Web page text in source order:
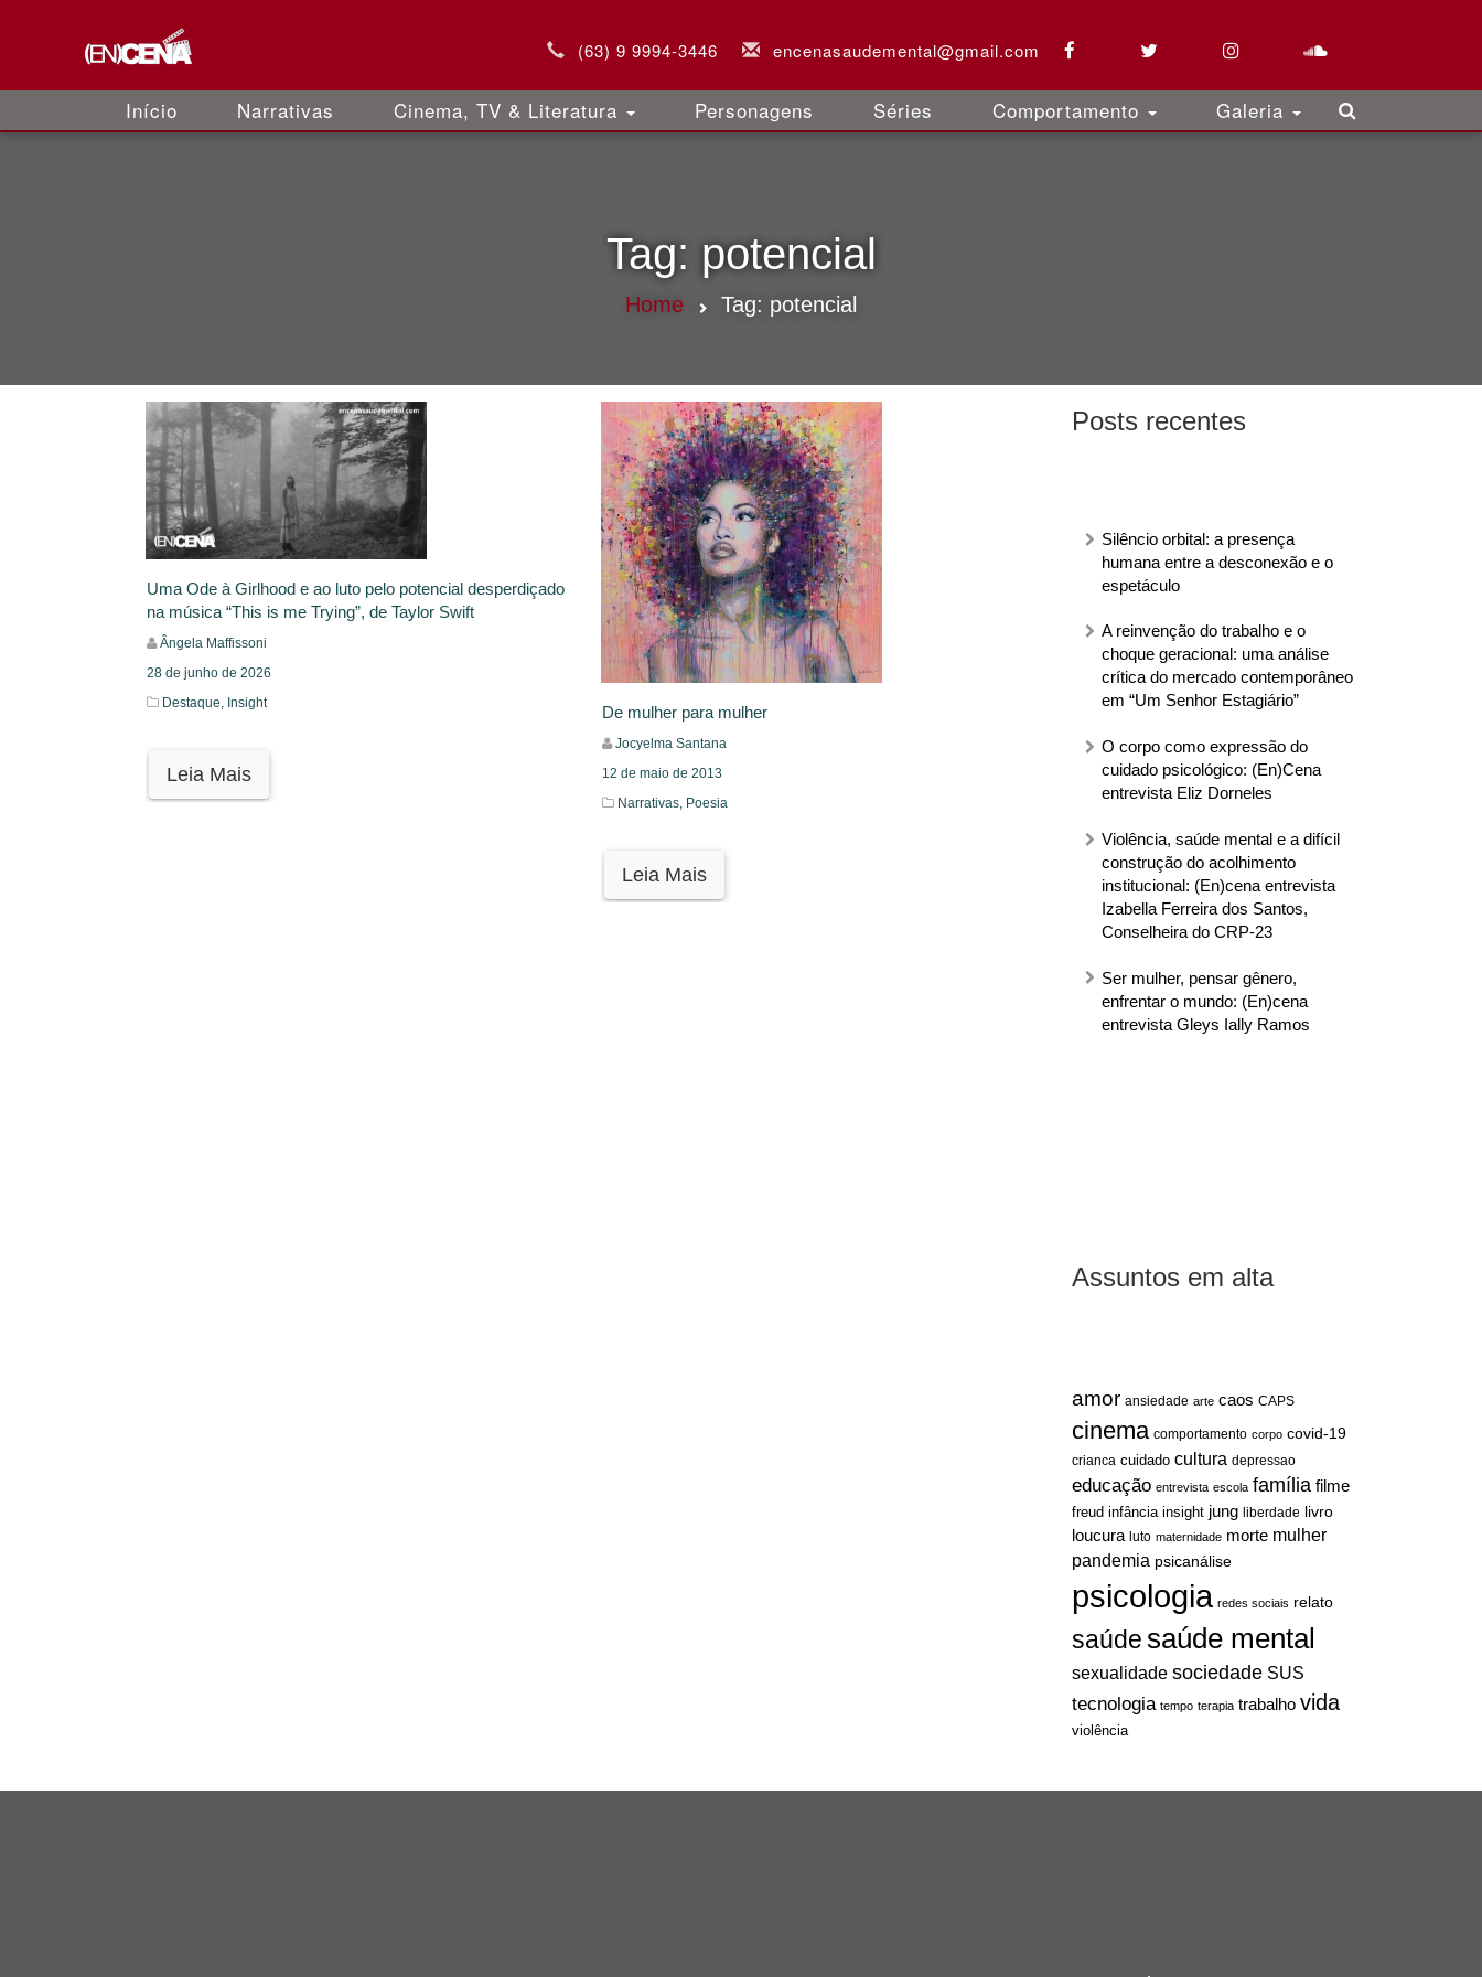
(63) 9 9994-3446 encenasaudemental@gmail.com
Início Narrativas Cinema, TV & Literatura Personagens Séries Comportamento Galeria
Tag: potencial
Home Tag: potencial
Posts recentes
Silêncio orbital: a presença
humana entre a desconexão e o
espetáculo
A reinvenção do trabalho e o
choque geracional: uma análise
crítica do mercado contemporâneo
em “Um Senhor Estagiário”
O corpo como expressão do
cuidado psicológico: (En)Cena
entrevista Eliz Dorneles
Violência, saúde mental e a difícil
construção do acolhimento
institucional: (En)cena entrevista
Izabella Ferreira dos Santos,
Conselheira do CRP-23
Ser mulher, pensar gênero,
enfrentar o mundo: (En)cena
entrevista Gleys Ially Ramos
Assuntos em alta
amor ansiedade arte caos CAPS
cinema comportamento corpo covid-19
crianca cuidado cultura depressao
educação entrevista escola família filme
freud infância insight jung liberdade livro
loucura luto maternidade morte mulher
pandemia psicanálise
psicologia redes sociais relato
saúdesaúde mental
sexualidade sociedade SUS
tecnologia tempo terapia trabalho vida
violência
Uma Ode à Girlhood e ao luto pelo potencial desperdiçado
na música “This is me Trying”, de Taylor Swift
Ângela Maffissoni
28 de junho de 2026
Destaque, Insight
Leia Mais
De mulher para mulher
Jocyelma Santana
12 de maio de 2013
Narrativas, Poesia
Leia Mais